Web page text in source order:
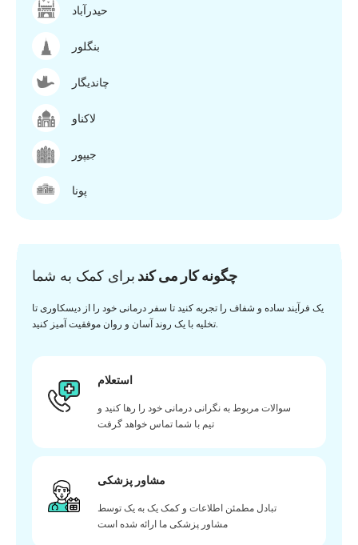
حیدرآباد
بنگلور
چاندیگار
لاکناو
جیپور
پونا
چگونه کار می کند برای کمک به شما
یک فرآیند ساده و شفاف را تجربه کنید تا سفر درمانی خود را از دیسکاوری تا
تخلیه با یک روند آسان و روان موفقیت آمیز کنید.
استعلام
سوالات مربوط به نگرانی درمانی خود را رها کنید و
تیم با شما تماس خواهد گرفت
مشاور پزشکی
تبادل مطمئن اطلاعات و کمک یک به یک توسط
مشاور پزشکی ما ارائه شده است